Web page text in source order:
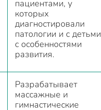
пациентами, у
которых
диагностировали
патологии и с детьми
с особенностями
развития.
Разрабатывает
массажные и
гимнастические